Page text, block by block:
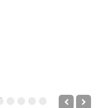
AMBULATORIALE:
da rara malattia al